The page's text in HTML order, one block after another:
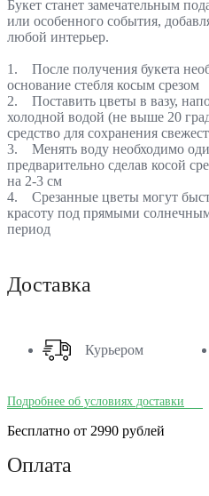
Букет станет замечательным
или особенного события,
любой интерьер.
1. После получения букета
основание стебля косым срезом
2. Поставить цветы в вазу,
холодной водой (не выше 20
средство для сохранения
3. Менять воду необходимо
предварительно сделав косой
на 2-3 см
4. Срезанные цветы могут
красоту под прямыми
период
Доставка
Курьером
Подробнее об условиях доставки
Бесплатно от 2990 рублей
Оплата